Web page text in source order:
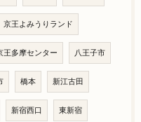
京王よみうりランド
王多摩センター 八王子市
橋本 新江古田
新宿西口 東新宿